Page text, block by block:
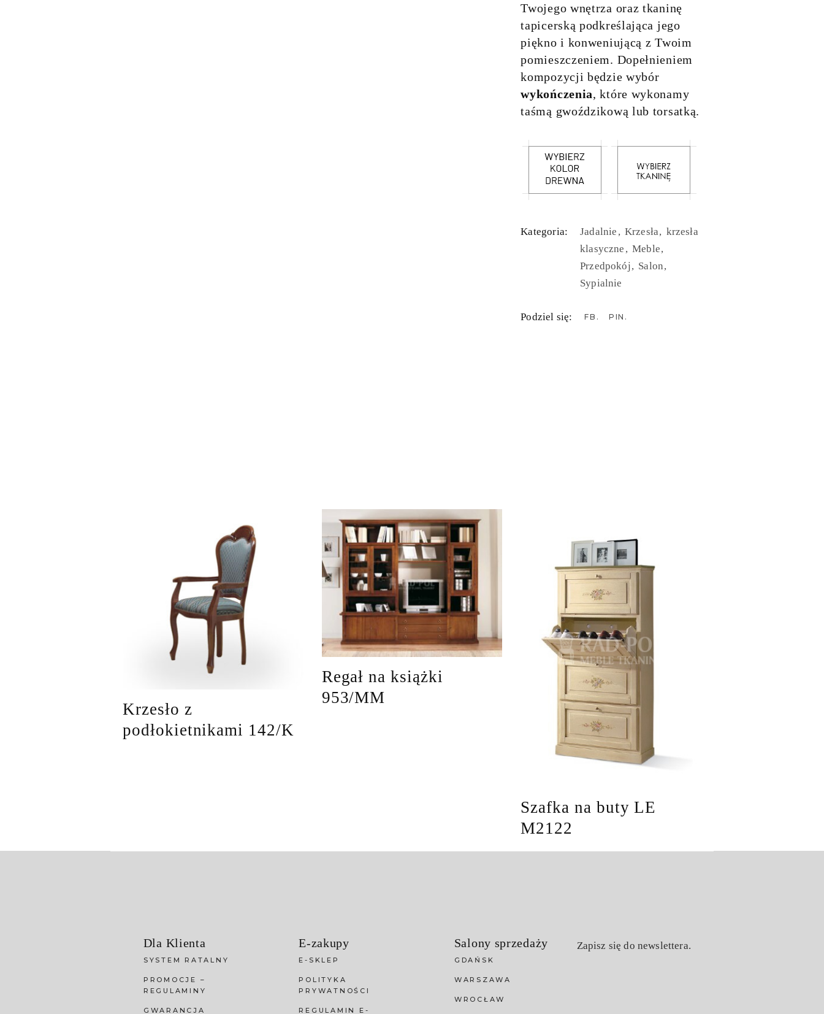
Twojego wnętrza oraz tkaninę
tapicerską podkreślająca jego
piękno i konweniującą z Twoim
pomieszczeniem. Dopełnieniem
kompozycji będzie wybór
wykończenia, które wykonamy
taśmą gwoździkową lub torsatką.
Kategoria: Jadalnie Krzesła krzesła
klasyczne Meble
Przedpokój Salon
Sypialnie
Podziel się: FB PIN
Krzesło z
podłokietnikami 142/K
Regał na książki
953/MM
Szafka na buty LE
M2122
Dla Klienta
SYSTEM RATALNY
PROMOCJE –
REGULAMINY
GWARANCJA
E-zakupy
E-SKLEP
POLITYKA
PRYWATNOŚCI
REGULAMIN E-
Salony sprzedaży
GDAŃSK
WARSZAWA
WROCŁAW
Zapisz się do newslettera.